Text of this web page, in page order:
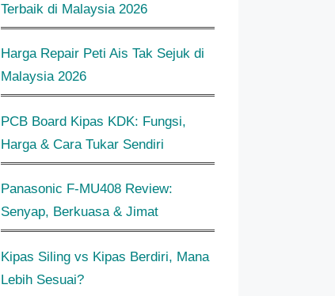
Terbaik di Malaysia 2026
Harga Repair Peti Ais Tak Sejuk di
Malaysia 2026
PCB Board Kipas KDK: Fungsi,
Harga & Cara Tukar Sendiri
Panasonic F-MU408 Review:
Senyap, Berkuasa & Jimat
Kipas Siling vs Kipas Berdiri, Mana
Lebih Sesuai?